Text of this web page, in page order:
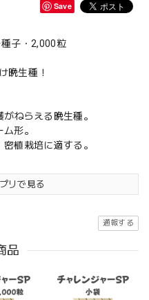
Save
子・2,000粒
晩生種！
ねらえる晩生種。
形。
植栽培に適する。
リで見る
通報する
品